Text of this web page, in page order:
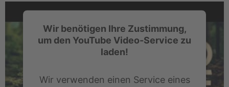
Wir benötigen Ihre Zustimmung,
um den YouTube Video-Service zu
laden!
Wir verwenden einen Service eines